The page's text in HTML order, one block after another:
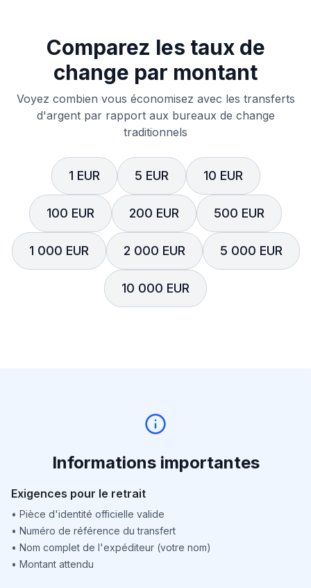
Comparez les taux de
change par montant
Voyez combien vous économisez avec les transferts
d'argent par rapport aux bureaux de change
traditionnels
1 EUR 5 EUR 10 EUR
100 EUR 200 EUR 500 EUR
1 000 EUR 2 000 EUR 5 000 EUR
10 000 EUR
Informations importantes
Exigences pour le retrait
• Pièce d'identité officielle valide
• Numéro de référence du transfert
• Nom complet de l'expéditeur (votre nom)
• Montant attendu